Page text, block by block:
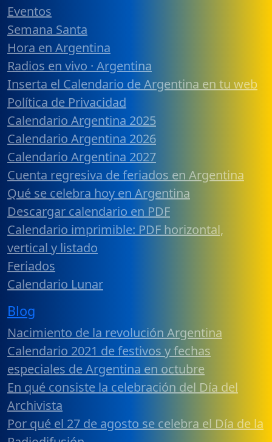
Eventos
Semana Santa
Hora en Argentina
Radios en vivo · Argentina
Inserta el Calendario de Argentina en tu web
Política de Privacidad
Calendario Argentina 2025
Calendario Argentina 2026
Calendario Argentina 2027
Cuenta regresiva de feriados en Argentina
Qué se celebra hoy en Argentina
Descargar calendario en PDF
Calendario imprimible: PDF horizontal,
vertical y listado
Feriados
Calendario Lunar
Blog
Nacimiento de la revolución Argentina
Calendario 2021 de festivos y fechas
especiales de Argentina en octubre
En qué consiste la celebración del Día del
Archivista
Por qué el 27 de agosto se celebra el Día de la